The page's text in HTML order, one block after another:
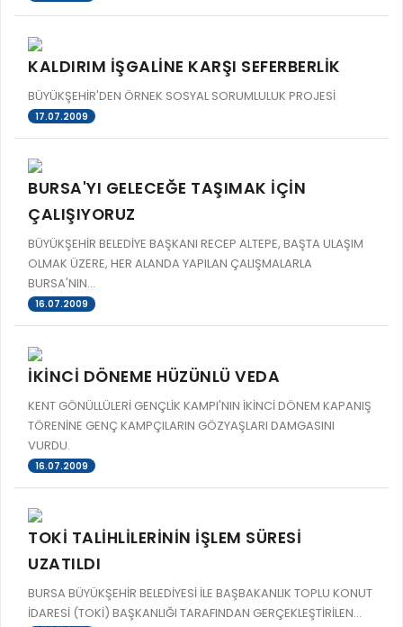
KALDIRIM İŞGALİNE KARŞI SEFERBERLİK
BÜYÜKŞEHİR'DEN ÖRNEK SOSYAL SORUMLULUK PROJESİ
17.07.2009
BURSA'YI GELECEĞE TAŞIMAK İÇİN
ÇALIŞIYORUZ
BÜYÜKŞEHİR BELEDİYE BAŞKANI RECEP ALTEPE, BAŞTA ULAŞIM
OLMAK ÜZERE, HER ALANDA YAPILAN ÇALIŞMALARLA
BURSA'NIN...
16.07.2009
İKİNCİ DÖNEME HÜZÜNLÜ VEDA
KENT GÖNÜLLÜLERİ GENÇLİK KAMPI'NIN İKİNCİ DÖNEM KAPANIŞ
TÖRENİNE GENÇ KAMPÇILARIN GÖZYAŞLARI DAMGASINI
VURDU.
16.07.2009
TOKİ TALİHLİLERİNİN İŞLEM SÜRESİ
UZATILDI
BURSA BÜYÜKŞEHİR BELEDİYESİ İLE BAŞBAKANLIK TOPLU KONUT
İDARESİ (TOKİ) BAŞKANLIĞI TARAFINDAN GERÇEKLEŞTİRİLEN...